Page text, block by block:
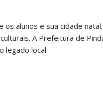
alunos e sua cidade
A Prefeitura de
legado local.